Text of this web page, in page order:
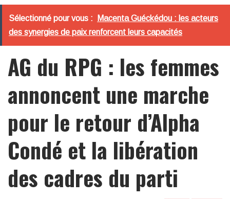
Sélectionné pour vous :
Macenta Guéckédou : les acteurs
des synergies de paix renforcent leurs capacités
AG du RPG : les femmes
annoncent une marche
pour le retour d’Alpha
Condé et la libération
des cadres du parti